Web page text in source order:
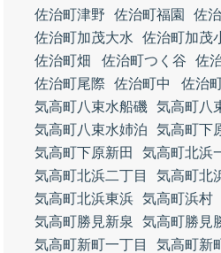
佐治町津野
佐治町福園
佐
佐治町加茂大水
佐治町加茂
佐治町畑
佐治町つく谷 佐
佐治町尾際
佐治町中
佐治
気高町八束水船磯 気高町八
気高町八束水姉泊
気高町下
気高町下原新田
気高町北浜
気高町北浜二丁目
気高町北
気高町北浜東浜 気高町浜村
気高町勝見新泉
気高町勝見
気高町新町一丁目
気高町新